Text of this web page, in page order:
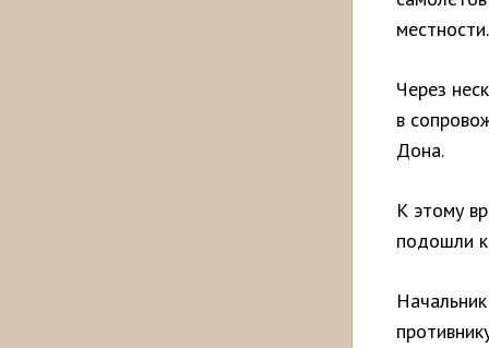
местности.
Через
в
Дона.
К этому
подошли к